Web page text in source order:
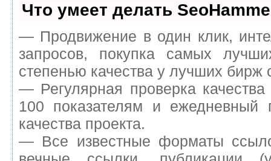
Что умеет делать
— Продвижение в один клик,
запросов, покупка самых
степенью качества у лучших бирж
— Регулярная проверка
100 показателям и ежедневный
качества проекта.
— Все известные форматы